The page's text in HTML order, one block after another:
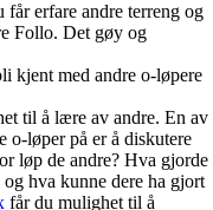
får erfare andre terreng og
Follo. Det gøy og
kjent med andre o-løpere
til å lære av andre. En av
o-løper på er å diskutere
løp de andre? Hva gjorde
hva kunne dere ha gjort
får du mulighet til å